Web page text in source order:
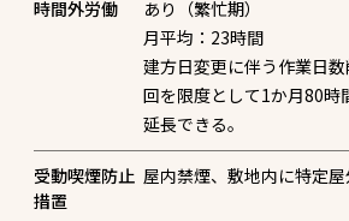
時間外労働
あり（繁忙期）
月平均：23時間
建方日変更に伴う作業日
回を限度として1か月80時
延長できる。
受動喫煙防止
措置
屋内禁煙、敷地内に特定